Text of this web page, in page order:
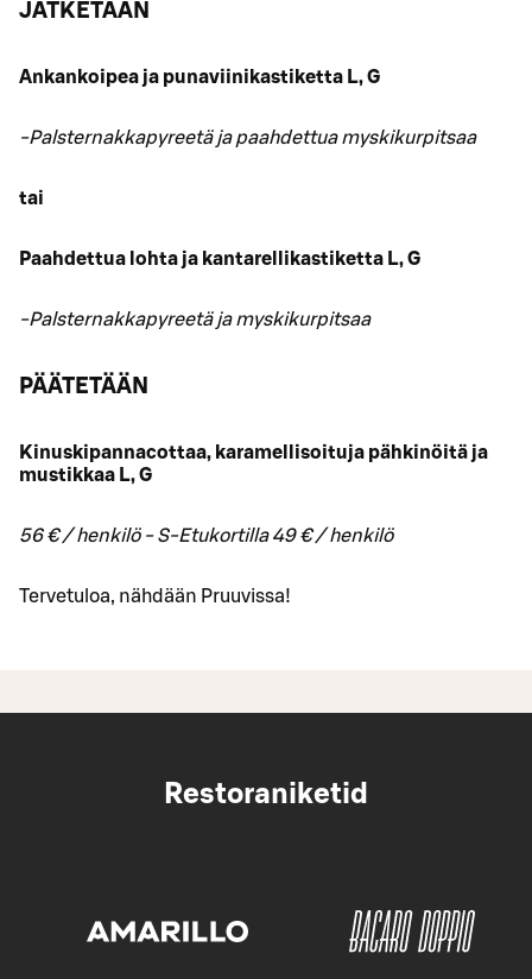
JATKETAAN
Ankankoipea ja punaviinikastiketta L, G
-Palsternakkapyreetä ja paahdettua myskikurpitsaa
tai
Paahdettua lohta ja kantarellikastiketta L, G
-Palsternakkapyreetä ja myskikurpitsaa
PÄÄTETÄÄN
Kinuskipannacottaa, karamellisoituja pähkinöitä ja
mustikkaa L, G
56 € / henkilö - S-Etukortilla 49 € / henkilö
Tervetuloa, nähdään Pruuvissa!
Restoraniketid